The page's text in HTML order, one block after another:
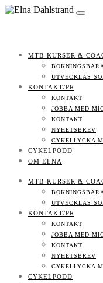
MTB-KURSER &
UTVECKLAS
KONTAKT/PR
KONTAKT
JOBBA MED
KONTAKT
NYHETSBREV
CYKELLYCKA
CYKELPODD
OM ELNA
MTB-KURSER &
UTVECKLAS
KONTAKT/PR
KONTAKT
JOBBA MED
KONTAKT
NYHETSBREV
CYKELLYCKA
CYKELPODD